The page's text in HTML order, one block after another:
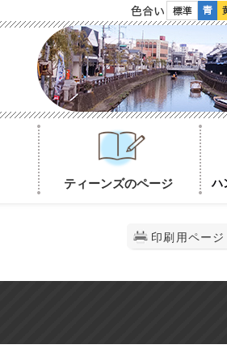
色合い
ティーンズのページ ハ
印刷用ページ